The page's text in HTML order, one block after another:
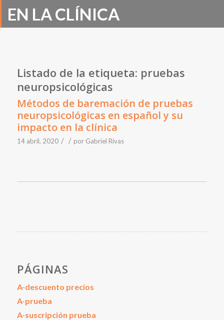
EN LA CLÍNICA
Listado de la etiqueta: pruebas
neuropsicológicas
Métodos de baremación de pruebas
neuropsicológicas en español y su
impacto en la clínica
14 abril, 2020 / / por Gabriel Rivas
PÁGINAS
A-descuento precios
A-prueba
A-suscripción prueba